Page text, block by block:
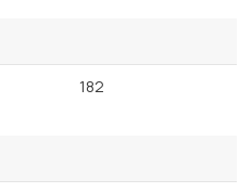
182